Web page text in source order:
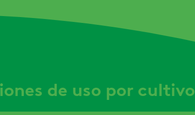
de uso por cultivo